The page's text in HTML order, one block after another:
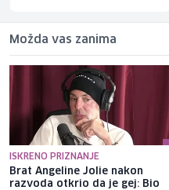
Možda vas zanima
ISKRENO PRIZNANJE
Brat Angeline Jolie nakon
razvoda otkrio da je gej: Bio